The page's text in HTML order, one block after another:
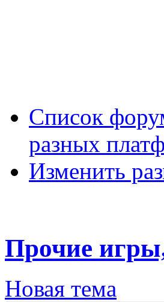
Список
разных
Изменить
Прочие
Новая тема